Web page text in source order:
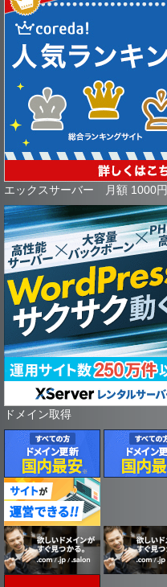
エックスサーバー 月額 1000円
ドメイン取得